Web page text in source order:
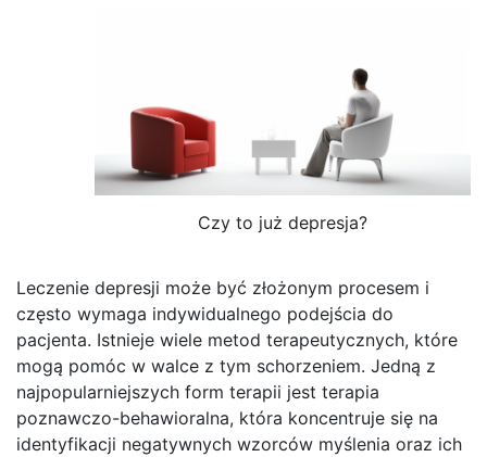
Czy to już depresja?
Leczenie depresji może być złożonym procesem i
często wymaga indywidualnego podejścia do
pacjenta. Istnieje wiele metod terapeutycznych, które
mogą pomóc w walce z tym schorzeniem. Jedną z
najpopularniejszych form terapii jest terapia
poznawczo-behawioralna, która koncentruje się na
identyfikacji negatywnych wzorców myślenia oraz ich